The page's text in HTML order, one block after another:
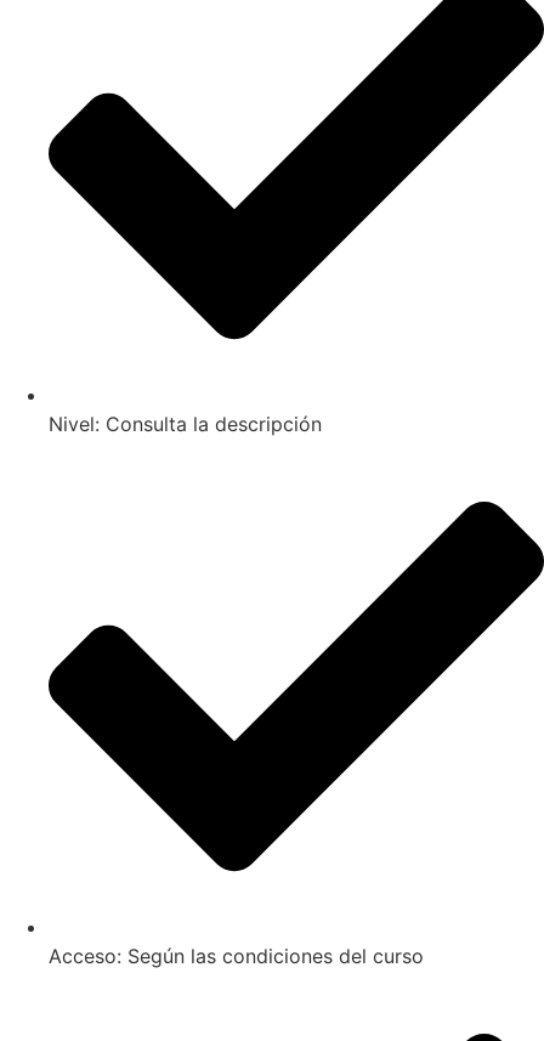
Nivel: Consulta la descripción
Acceso: Según las condiciones del curso